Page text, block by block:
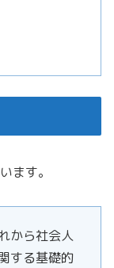
ます。
から社会人
する基礎的